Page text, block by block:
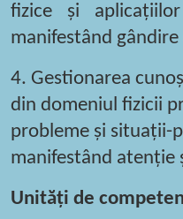
fizice și
manifestând
4. Gestionarea
din domeniul fizicii
probleme și situații-
manifestând atenție
Unități de